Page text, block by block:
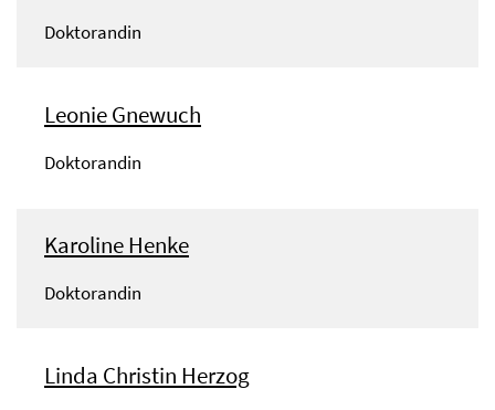
Doktorandin
Leonie Gnewuch
Doktorandin
Karoline Henke
Doktorandin
Linda Christin Herzog